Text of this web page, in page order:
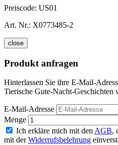
Preiscode: US01
Art. Nr.: X0773485-2
close
Produkt anfragen
Hinterlassen Sie ihre E-Mail-
Tierische Gute-Nacht-Geschichten
E-Mail-Adresse
Menge
Ich erkläre mich mit den AGB,
mit derWiderrufsbelehrung